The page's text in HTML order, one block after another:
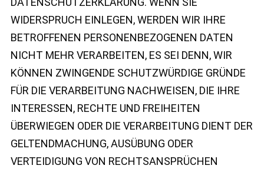
WIDERSPRUCH EINLEGEN, WERDEN WIR IHRE
BETROFFENEN PERSONENBEZOGENEN DATEN
NICHT MEHR VERARBEITEN, ES SEI DENN, WIR
KÖNNEN ZWINGENDE SCHUTZWÜRDIGE GRÜNDE
FÜR DIE VERARBEITUNG NACHWEISEN, DIE IHRE
INTERESSEN, RECHTE UND FREIHEITEN
ÜBERWIEGEN ODER DIE VERARBEITUNG DIENT DER
GELTENDMACHUNG, AUSÜBUNG ODER
VERTEIDIGUNG VON RECHTSANSPRÜCHEN